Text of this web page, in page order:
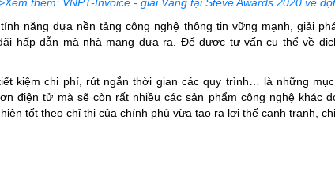
thêm: VNPT-Invoice - giải Vàng tại Steve Awards 2020 về
năng dựa nền tảng công nghệ thông tin vững mạnh, giải
hấp dẫn mà nhà mạng đưa ra. Để được tư vấn cụ thể về
kiệm chi phí, rút ngắn thời gian các quy trình… là những
điện tử mà sẽ còn rất nhiều các sản phẩm công nghệ khác
tốt theo chỉ thị của chính phủ vừa tạo ra lợi thế cạnh tranh,